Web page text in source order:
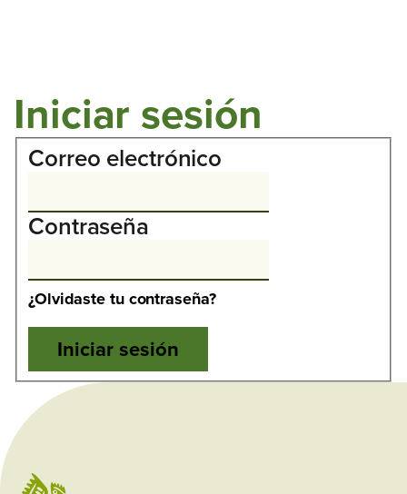
Iniciar sesión
Correo electrónico
Contraseña
¿Olvidaste tu contraseña?